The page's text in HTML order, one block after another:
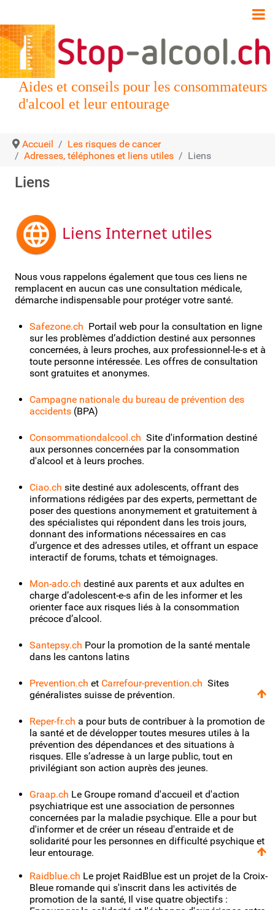
Aides et conseils pour les consommateurs
d'alcool et leur entourage
Accueil
Les risques de cancer
Adresses, téléphones et liens utiles
Liens
Liens
Liens Internet utiles
Nous vous rappelons également que tous ces liens ne
remplacent en aucun cas une consultation médicale,
démarche indispensable pour protéger votre santé.
Safezone.ch Portail web pour la consultation en ligne
sur les problèmes d’addiction destiné aux personnes
concernées, à leurs proches, aux professionnel-le-s et à
toute personne intéressée. Les offres de consultation
sont gratuites et anonymes.
Campagne nationale du bureau de prévention des
accidents (BPA)
Consommationdalcool.ch Site d'information destiné
aux personnes concernées par la consommation
d'alcool et à leurs proches.
Ciao.ch site destiné aux adolescents, offrant des
informations rédigées par des experts, permettant de
poser des questions anonymement et gratuitement à
des spécialistes qui répondent dans les trois jours,
donnant des informations nécessaires en cas
d’urgence et des adresses utiles, et offrant un espace
interactif de forums, tchats et témoignages.
Mon-ado.ch destiné aux parents et aux adultes en
charge d’adolescent-e-s afin de les informer et les
orienter face aux risques liés à la consommation
précoce d’alcool.
Santepsy.ch Pour la promotion de la santé mentale
dans les cantons latins
Prevention.ch et Carrefour-prevention.ch Sites
généralistes suisse de prévention.
Reper-fr.ch a pour buts de contribuer à la promotion de
la santé et de développer toutes mesures utiles à la
prévention des dépendances et des situations à
risques. Elle s’adresse à un large public, tout en
privilégiant son action auprès des jeunes.
Graap.ch Le Groupe romand d'accueil et d'action
psychiatrique est une association de personnes
concernées par la maladie psychique. Elle a pour but
d'informer et de créer un réseau d'entraide et de
solidarité pour les personnes en difficulté psychique et
leur entourage.
Raidblue.ch Le projet RaidBlue est un projet de la Croix-
Bleue romande qui s'inscrit dans les activités de
promotion de la santé, Il vise quatre objectifs :